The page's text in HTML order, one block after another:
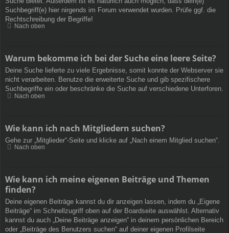
Suchbegriff(e) hier nirgends im Forum verwendet wurden. Prüfe ggf. die
Rechtschreibung der Begriffe!
Nach oben
Warum bekomme ich bei der Suche eine leere Seite?
Deine Suche lieferte zu viele Ergebnisse, somit konnte der Webserver sie
nicht verarbeiten. Benutze die erweiterte Suche und gib spezifischere
Suchbegriffe ein oder beschränke die Suche auf verschiedene Unterforen.
Nach oben
Wie kann ich nach Mitgliedern suchen?
Gehe zur „Mitglieder“-Seite und klicke auf „Nach einem Mitglied suchen“.
Nach oben
Wie kann ich meine eigenen Beiträge und Themen
finden?
Deine eigenen Beiträge kannst du dir anzeigen lassen, indem du „Eigene
Beiträge“ im Schnellzugriff oben auf der Boardseite auswählst. Alternativ
kannst du auch „Deine Beiträge anzeigen“ in deinem persönlichen Bereich
oder „Beiträge des Benutzers suchen“ auf deiner eigenen Profilseite